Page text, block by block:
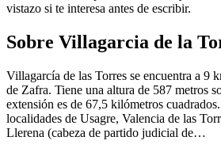
vistazo si te interesa antes de escribir.
Sobre Villagarcia de la
Villagarcía de las Torres se encuentra a 9
de Zafra. Tiene una altura de 587 metros
extensión es de 67,5 kilómetros
localidades de Usagre, Valencia de las
Llerena (cabeza de partido judicial de…